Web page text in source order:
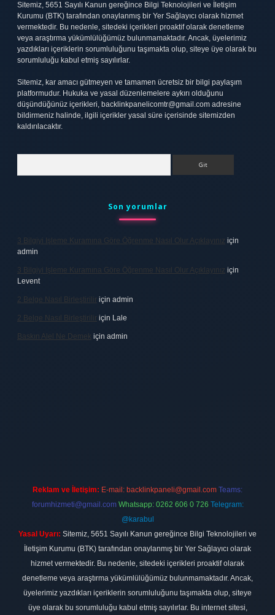
Sitemiz, 5651 Sayılı Kanun gereğince Bilgi Teknolojileri ve İletişim
Kurumu (BTK) tarafından onaylanmış bir Yer Sağlayıcı olarak hizmet
vermektedir. Bu nedenle, sitedeki içerikleri proaktif olarak denetleme
veya araştırma yükümlülüğümüz bulunmamaktadır. Ancak, üyelerimiz
yazdıkları içeriklerin sorumluluğunu taşımakta olup, siteye üye olarak bu
sorumluluğu kabul etmiş sayılırlar.
Sitemiz, kar amacı gütmeyen ve tamamen ücretsiz bir bilgi paylaşım
platformudur. Hukuka ve yasal düzenlemelere aykırı olduğunu
düşündüğünüz içerikleri, backlinkpanelicomtr@gmail.com adresine
bildirmeniz halinde, ilgili içerikler yasal süre içerisinde sitemizden
kaldırılacaktır.
Son yorumlar
3 Bilgiyi Işleme Kuramına Göre Öğrenme Nasıl Olur Açıklayınız için
admin
3 Bilgiyi Işleme Kuramına Göre Öğrenme Nasıl Olur Açıklayınız için
Levent
2 Belge Nasıl Birleştirilir için admin
2 Belge Nasıl Birleştirilir için Lale
Baskın Alel Ne Demek için admin
Reklam ve İletişim: E-mail: backlinkpaneli@gmail.com Teams:
forumhizmeti@gmail.com Whatsapp: 0262 606 0 726 Telegram:
@karabul
Yasal Uyarı: Sitemiz, 5651 Sayılı Kanun gereğince Bilgi Teknolojileri ve
İletişim Kurumu (BTK) tarafından onaylanmış bir Yer Sağlayıcı olarak
hizmet vermektedir. Bu nedenle, sitedeki içerikleri proaktif olarak
denetleme veya araştırma yükümlülüğümüz bulunmamaktadır. Ancak,
üyelerimiz yazdıkları içeriklerin sorumluluğunu taşımakta olup, siteye
üye olarak bu sorumluluğu kabul etmiş sayılırlar. Bu internet sitesi,